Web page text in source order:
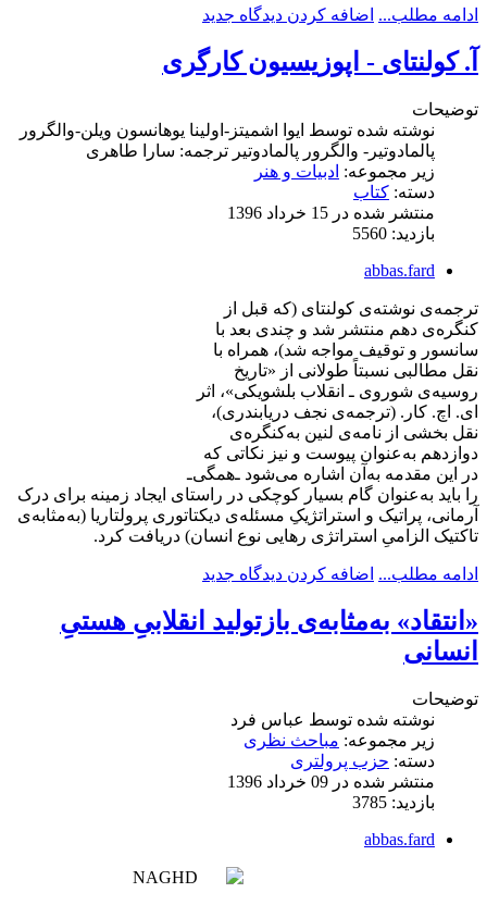
ادامه مطلب... اضافه کردن دیدگاه جدید
آ. کولنتای - اپوزیسیون کارگری
توضیحات
نوشته شده توسط ایوا اشمیتز-اولینا یوهانسون ویلن-والگرور
پالمادوتیر- والگرور پالمادوتیر ترجمه: سارا طاهری
زیر مجموعه: ادبیات و هنر
دسته: کتاب
منتشر شده در 15 خرداد 1396
بازدید: 5560
abbas.fard
ترجمه‌ی نوشته‌ی کولنتای (که قبل از
کنگره‌ی دهم منتشر شد و چندی بعد با
سانسور و توقیف مواجه شد)، همراه با
نقل مطالبی نسبتاً طولانی از «تاریخ
روسیه‌ی شوروی ـ انقلاب بلشویکی»، اثر
ای. اچ. کار. (ترجمه‌ی نجف دریابندری)،
نقل بخشی از نامه‌ی لنین به‌کنگره‌ی
دوازدهم به‌عنوان پیوست و نیز نکاتی که
در این مقدمه به‌آن اشاره می‌شود ـ‌همگی‌ـ
را باید به‌عنوان گام بسیار کوچکی در راستای ایجاد زمینه برای درک
آرمانی، پراتیک و استراتژیکِ مسئله‌ی دیکتاتوری پرولتاریا (به‌مثابه‌ی
تاکتیک الزامیِ استراتژی رهایی نوع انسان) دریافت کرد.
ادامه مطلب... اضافه کردن دیدگاه جدید
«انتقاد» به‌مثابه‌ی بازتولید انقلابیِ هستیِ
انسانی
توضیحات
نوشته شده توسط عباس فرد
زیر مجموعه: مباحث نظری
دسته: حزب پرولتری
منتشر شده در 09 خرداد 1396
بازدید: 3785
abbas.fard